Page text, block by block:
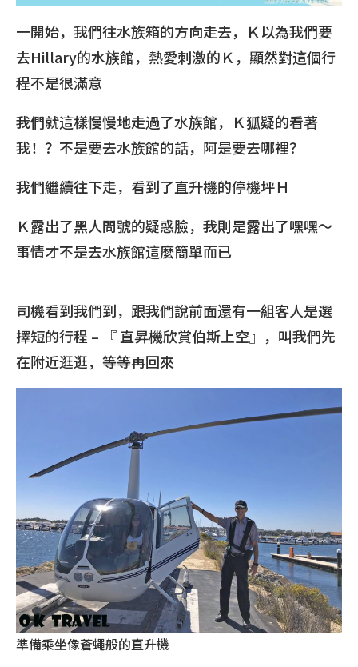
一開始，我們往水族箱的方向走去，Ｋ以為我們要
去Hillary的水族館，熱愛刺激的Ｋ，顯然對這個行
程不是很滿意
我們就這樣慢慢地走過了水族館，Ｋ狐疑的看著
我！？不是要去水族館的話，阿是要去哪裡？
我們繼續往下走，看到了直升機的停機坪Ｈ
Ｋ露出了黑人問號的疑惑臉，我則是露出了嘿嘿～
事情才不是去水族館這麼簡單而已
司機看到我們到，跟我們說前面還有一組客人是選
擇短的行程 – 『 直昇機欣賞伯斯上空』，叫我們先
在附近逛逛，等等再回來
準備乘坐像蒼蠅般的直升機